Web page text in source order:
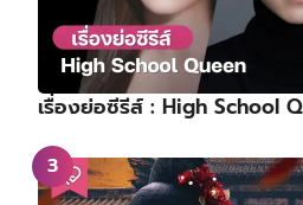
เรื่องย่อซีรีส์ : High School